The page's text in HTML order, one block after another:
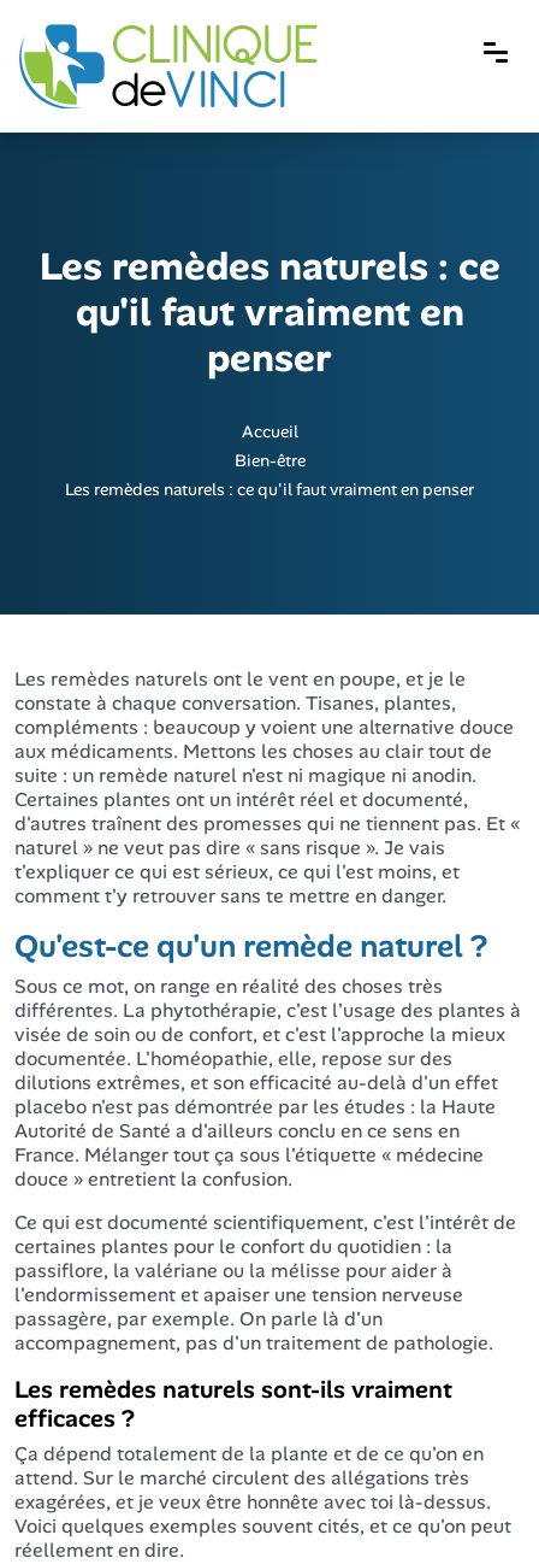
Les remèdes naturels : ce
qu'il faut vraiment en
penser
Accueil
Bien-être
Les remèdes naturels : ce qu'il faut vraiment en penser
Les remèdes naturels ont le vent en poupe, et je le
constate à chaque conversation. Tisanes, plantes,
compléments : beaucoup y voient une alternative douce
aux médicaments. Mettons les choses au clair tout de
suite : un remède naturel n'est ni magique ni anodin.
Certaines plantes ont un intérêt réel et documenté,
d'autres traînent des promesses qui ne tiennent pas. Et «
naturel » ne veut pas dire « sans risque ». Je vais
t'expliquer ce qui est sérieux, ce qui l'est moins, et
comment t'y retrouver sans te mettre en danger.
Qu'est-ce qu'un remède naturel ?
Sous ce mot, on range en réalité des choses très
différentes. La phytothérapie, c'est l'usage des plantes à
visée de soin ou de confort, et c'est l'approche la mieux
documentée. L'homéopathie, elle, repose sur des
dilutions extrêmes, et son efficacité au-delà d'un effet
placebo n'est pas démontrée par les études : la Haute
Autorité de Santé a d'ailleurs conclu en ce sens en
France. Mélanger tout ça sous l'étiquette « médecine
douce » entretient la confusion.
Ce qui est documenté scientifiquement, c'est l'intérêt de
certaines plantes pour le confort du quotidien : la
passiflore, la valériane ou la mélisse pour aider à
l'endormissement et apaiser une tension nerveuse
passagère, par exemple. On parle là d'un
accompagnement, pas d'un traitement de pathologie.
Les remèdes naturels sont-ils vraiment
efficaces ?
Ça dépend totalement de la plante et de ce qu'on en
attend. Sur le marché circulent des allégations très
exagérées, et je veux être honnête avec toi là-dessus.
Voici quelques exemples souvent cités, et ce qu'on peut
réellement en dire.